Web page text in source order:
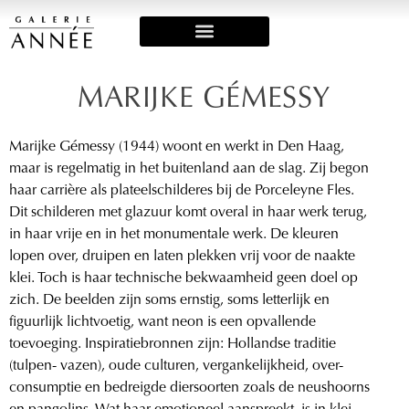
MARIJKE GÉMESSY
Marijke Gémessy (1944) woont en werkt in Den Haag,
maar is regelmatig in het buitenland aan de slag. Zij begon
haar carrière als plateelschilderes bij de Porceleyne Fles.
Dit schilderen met glazuur komt overal in haar werk terug,
in haar vrije en in het monumentale werk. De kleuren
lopen over, druipen en laten plekken vrij voor de naakte
klei. Toch is haar technische bekwaamheid geen doel op
zich. De beelden zijn soms ernstig, soms letterlijk en
figuurlijk lichtvoetig, want neon is een opvallende
toevoeging. Inspiratiebronnen zijn: Hollandse traditie
(tulpen- vazen), oude culturen, vergankelijkheid, over-
consumptie en bedreigde diersoorten zoals de neushoorns